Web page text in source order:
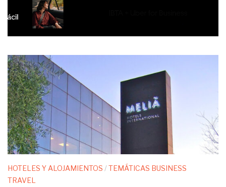
HOTELES Y ALOJAMIENTOS /TEMÁTICAS BUSINESS
TRAVEL